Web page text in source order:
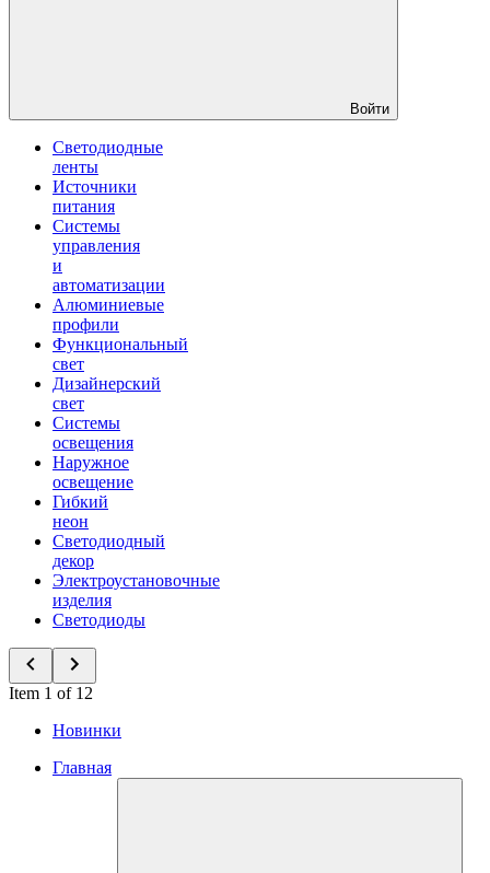
Войти
Светодиодные
ленты
Источники
питания
Системы
управления
и
автоматизации
Алюминиевые
профили
Функциональный
свет
Дизайнерский
свет
Системы
освещения
Наружное
освещение
Гибкий
неон
Светодиодный
декор
Электроустановочные
изделия
Светодиоды
Item 1 of 12
Новинки
Главная